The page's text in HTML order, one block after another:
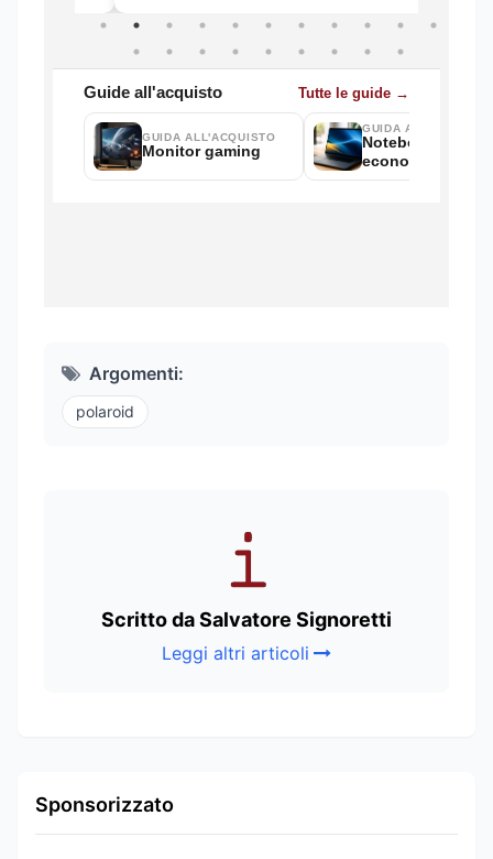
Argomenti:
polaroid
Scritto da Salvatore Signoretti
Leggi altri articoli
Sponsorizzato